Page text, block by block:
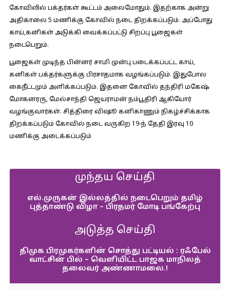
கோவிலில் பக்தர்கள் கூட்டம் அலைமோதும். இதற்காக அன்று
அதிகாலை 5 மணிக்கு கோவில் நடை திறக்கப்படும். அப்போது
காய்,கனிகள் அடுக்கி வைக்கப்பட்டு சிறப்பு பூஜைகள்
நடைபெறும்.
பூஜைகள் முடிந்த பின்னர் சாமி முன்பு படைக்கப்பட்ட காய்,
கனிகள் பக்தர்களுக்கு பிரசாதமாக வழங்கப்படும். இதுபோல
கைநீட்டமும் அளிக்கப்படும். இதனை கோவில் தந்திரி மகேஷ்
மோகனரரு, மேல்சாந்தி ஜெயராமன் நம்பூதிரி ஆகியோர்
வழங்குவார்கள். சித்திரை விஷூ கனிகாணும் நிகழ்ச்சிக்காக
திறக்கப்படும் கோவில் நடை வருகிற 19-ந் தேதி இரவு 10
மணிக்கு அடைக்கப்படும்
முந்தய செய்தி
எல்.முருகன் இல்லத்தில் நடைபெறும் தமிழ்
புத்தாண்டு விழா – பிரதமர் மோடி பங்கேற்பு
அடுத்த செய்தி
திமுக பிரமுகர்களின் சொத்து பட்டியல் : ரஃபேல்
வாட்சின் பில் – வெளியிட்ட பாஜக மாநிலத்
தலைவர் அண்ணாமலை.!